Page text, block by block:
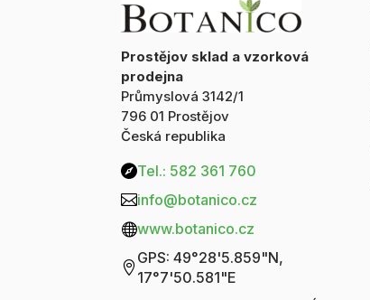
Prostějov sklad a vzorková
prodejna
Průmyslová 3142/1
796 01 Prostějov
Česká republika
Tel.: 582 361 760
info@botanico.cz
www.botanico.cz

GPS: 49°28'5.859"N,
17°7'50.581"E